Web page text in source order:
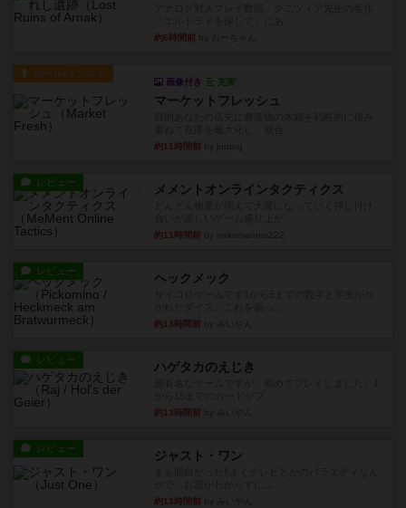
約6時間前
ルール/インスト
画像付き 充実
マーケットフレッシュ
約11時間前
レビュー メメントオンラインタクティクス
約11時間前
レビュー ヘックメック
約13時間前
レビュー ハゲタカのえじき
約13時間前
レビュー ジャスト・ワン
約13時間前